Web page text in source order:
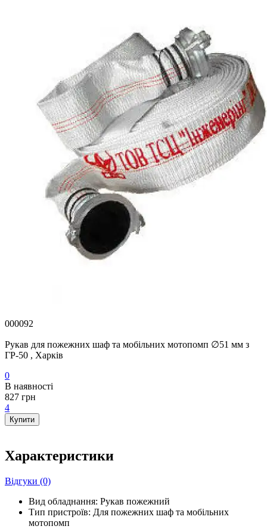
000092
Рукав для пожежних шаф та мобільних мотопомп ∅51 мм з
ГР-50 , Харків
0
В наявності
827 грн
4
Купити
Характеристики
Відгуки (0)
Вид обладнання: Рукав пожежний
Тип пристроїв: Для пожежних шаф та мобільних
мотопомп